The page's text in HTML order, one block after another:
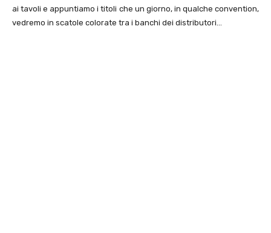
ai tavoli e appuntiamo i titoli che un giorno, in qualche convention,
vedremo in scatole colorate tra i banchi dei distributori…